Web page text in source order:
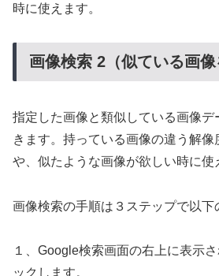
時に使えます。
画像検索 2（似ている画像
指定した画像と類似している画像
きます。持っている画像の違う解
や、似たような画像が欲しい時に使
画像検索の手順は３ステップで以下
１、Google検索画面の右上に表示
ックします。